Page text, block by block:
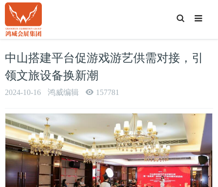
T
o
g
e
S
e
中山搭建平台促游戏游艺供需对接，引
领文旅设备换新潮
2024-10-16 鸿威编辑 157781